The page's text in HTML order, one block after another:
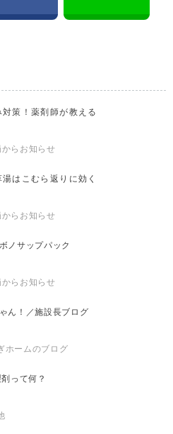
策！薬剤師が教える
からお知らせ
はこむら返りに効く
からお知らせ
ノサップパック
からお知らせ
ん！／施設長ブログ
ホームのブログ
って何？